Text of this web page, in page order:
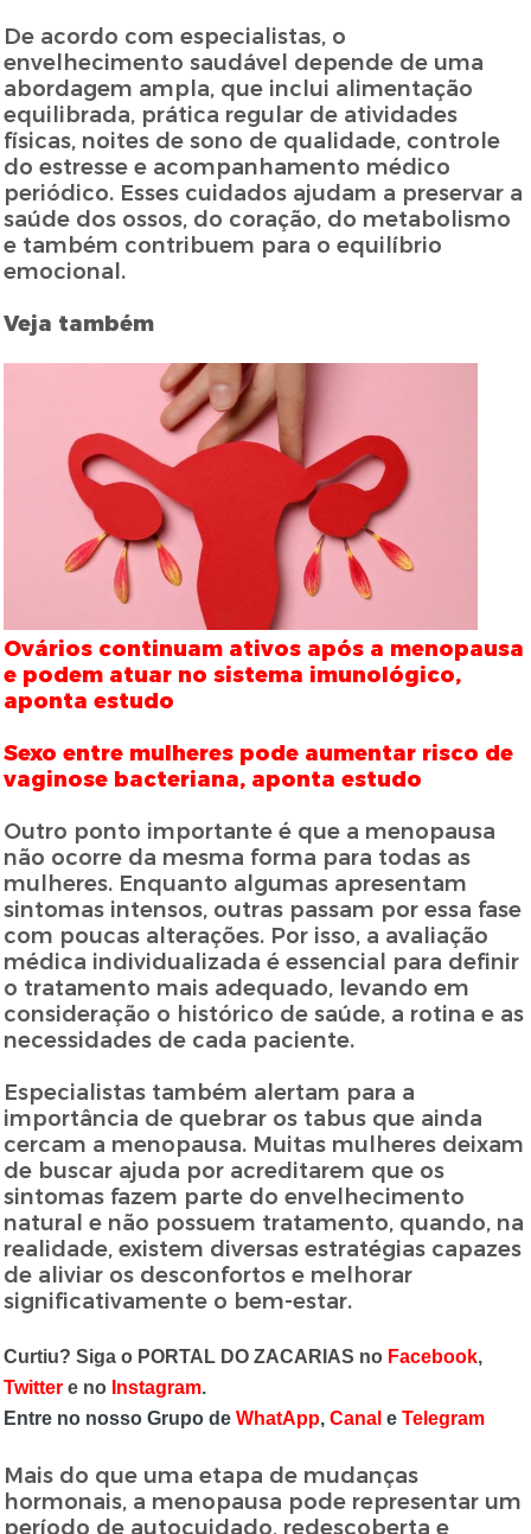
De acordo com especialistas, o
envelhecimento saudável depende de uma
abordagem ampla, que inclui alimentação
equilibrada, prática regular de atividades
físicas, noites de sono de qualidade, controle
do estresse e acompanhamento médico
periódico. Esses cuidados ajudam a preservar a
saúde dos ossos, do coração, do metabolismo
e também contribuem para o equilíbrio
emocional.
Veja também
Ovários continuam ativos após a menopausa
e podem atuar no sistema imunológico,
aponta estudo
Sexo entre mulheres pode aumentar risco de
vaginose bacteriana, aponta estudo
Outro ponto importante é que a menopausa
não ocorre da mesma forma para todas as
mulheres. Enquanto algumas apresentam
sintomas intensos, outras passam por essa fase
com poucas alterações. Por isso, a avaliação
médica individualizada é essencial para definir
o tratamento mais adequado, levando em
consideração o histórico de saúde, a rotina e as
necessidades de cada paciente.
Especialistas também alertam para a
importância de quebrar os tabus que ainda
cercam a menopausa. Muitas mulheres deixam
de buscar ajuda por acreditarem que os
sintomas fazem parte do envelhecimento
natural e não possuem tratamento, quando, na
realidade, existem diversas estratégias capazes
de aliviar os desconfortos e melhorar
significativamente o bem-estar.
Curtiu? Siga o PORTAL DO ZACARIAS no Facebook,
Twitter e no Instagram.
Entre no nosso Grupo deWhatApp,Canal eTelegram
Mais do que uma etapa de mudanças
hormonais, a menopausa pode representar um
período de autocuidado, redescoberta e